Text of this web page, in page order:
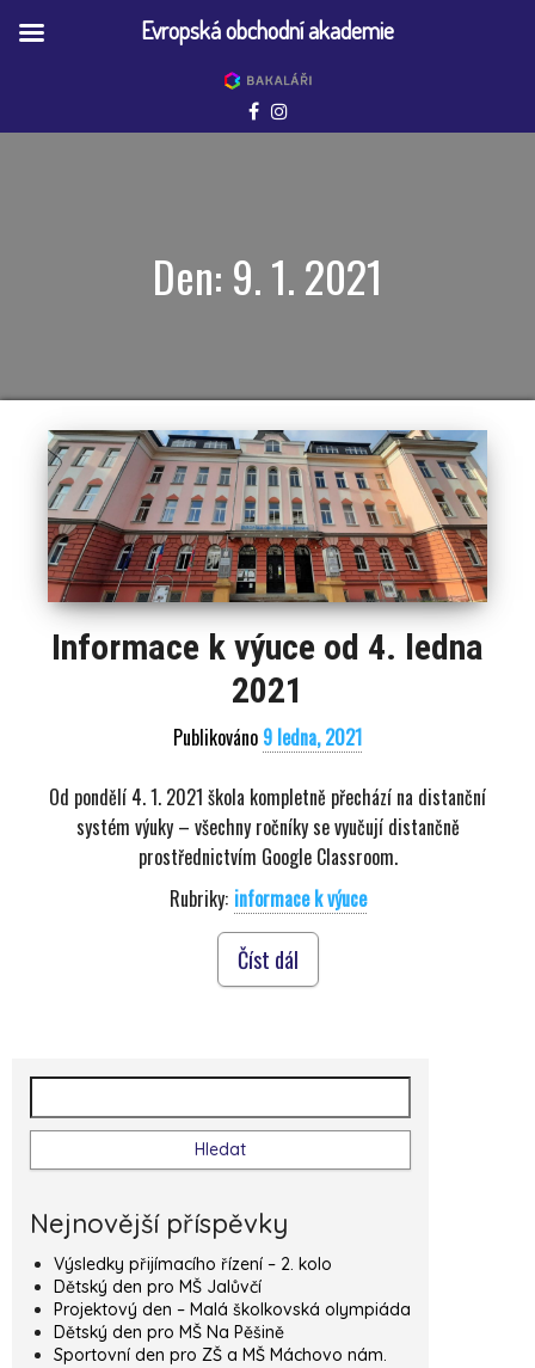
Den: 9. 1. 2021
Informace k výuce od 4. ledna
2021
Publikováno 9 ledna, 2021
Od pondělí 4. 1. 2021 škola kompletně přechází na distanční
systém výuky – všechny ročníky se vyučují distančně
prostřednictvím Google Classroom.
Rubriky: informace k výuce
Číst dál
Nejnovější příspěvky
Výsledky přijímacího řízení – 2. kolo
Dětský den pro MŠ Jalůvčí
Projektový den – Malá školkovská olympiáda
Dětský den pro MŠ Na Pěšině
Sportovní den pro ZŠ a MŠ Máchovo nám.
Evropská obchodní akademie